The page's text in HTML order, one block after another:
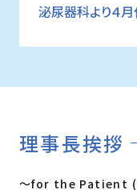
泌尿器科より４月
理事長挨拶
～for the Patient (